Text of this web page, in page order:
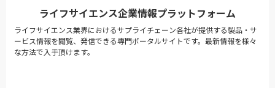
ライフサイエンス企業情報プラットフォーム
ライフサイエンス業界におけるサプライチェーン各社が提供する製品・サ
ービス情報を閲覧、発信できる専門ポータルサイトです。最新情報を様々
な方法で入手頂けます。